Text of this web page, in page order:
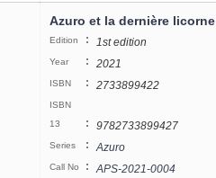
Azuro et la dernière licorne
Edition : 1st edition
Year : 2021
ISBN : 2733899422
ISBN
13
: 9782733899427
Series : Azuro
Call No : APS-2021-0004